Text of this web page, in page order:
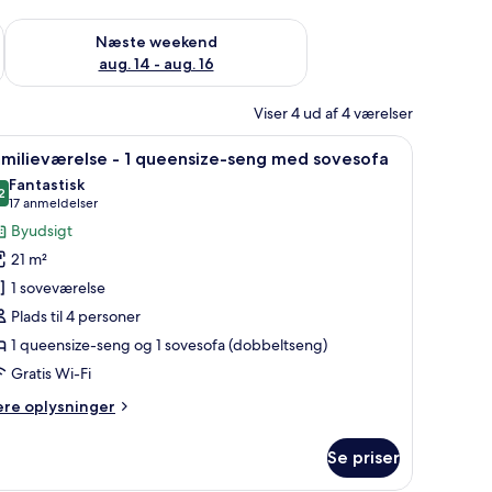
aug. 7 - aug. 9
Næste weekend
aug. 14 - aug. 16
Tjek tilgængelighed for næste weekend aug. 14 - aug. 16
Viser 4 ud af 4 værelser
et fladskærms-TV monteret på væggen og et vindue med gardiner.
Et moderne hotelværelse med en stor
4 - 1 queensize-seng med sovesofa
ud af 10
Fantastisk
17 anmeldelser
(17
anmeldelser)
Byudsigt
21 m²
1 soveværelse
Plads til 4 personer
1 queensize-seng og 1 sovesofa (dobbeltseng)
Gratis Wi-Fi
oplysninger
Se priser